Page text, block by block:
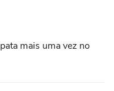
mais uma vez no